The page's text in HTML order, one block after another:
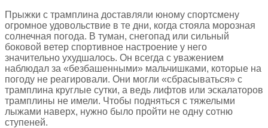
Прыжки с трамплина доставляли юному спортсмену
огромное удовольствие в те дни, когда стояла морозная
солнечная погода. В туман, снегопад или сильный
боковой ветер спортивное настроение у него
значительно ухудшалось. Он всегда с уважением
наблюдал за «безбашенными» мальчишками, которые на
погоду не реагировали. Они могли «сбрасываться» с
трамплина круглые сутки, а ведь лифтов или эскалаторов
трамплины не имели. Чтобы подняться с тяжелыми
лыжами наверх, нужно было пройти не одну сотню
ступеней.